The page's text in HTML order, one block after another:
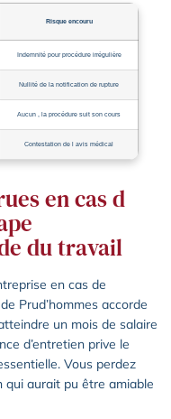
Risque encouru
Indemnité pour procédure irrégulière
Nullité de la notification de rupture
Aucun , la procédure suit son cours
Contestation de l avis médical
en cas d
du travail
en cas de
Prud’hommes accorde
un mois de salaire
d’entretien prive le
Vous perdez
qui aurait pu être amiable